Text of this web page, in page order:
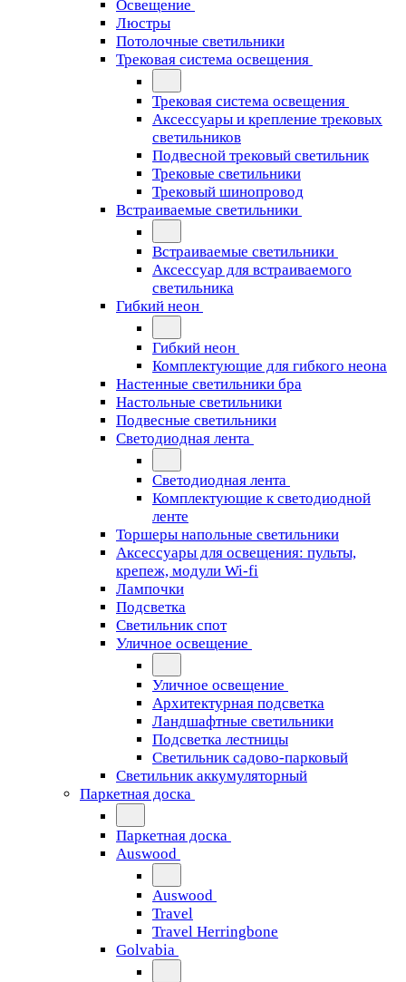
Освещение
Люстры
Потолочные светильники
Трековая система освещения
Трековая система освещения
Аксессуары и крепление трековых
светильников
Подвесной трековый светильник
Трековые светильники
Трековый шинопровод
Встраиваемые светильники
Встраиваемые светильники
Аксессуар для встраиваемого
светильника
Гибкий неон
Гибкий неон
Комплектующие для гибкого неона
Настенные светильники бра
Настольные светильники
Подвесные светильники
Светодиодная лента
Светодиодная лента
Комплектующие к светодиодной
ленте
Торшеры напольные светильники
Аксессуары для освещения: пульты,
крепеж, модули Wi-fi
Лампочки
Подсветка
Светильник спот
Уличное освещение
Уличное освещение
Архитектурная подсветка
Ландшафтные светильники
Подсветка лестницы
Светильник садово-парковый
Светильник аккумуляторный
Паркетная доска
Паркетная доска
Auswood
Auswood
Travel
Travel Herringbone
Golvabia